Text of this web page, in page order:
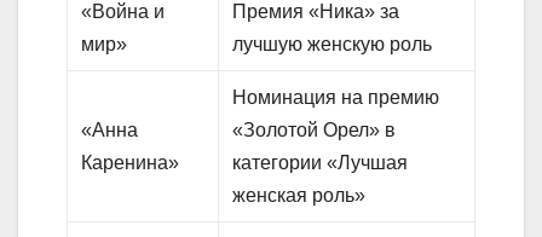
«Война и
мир»
Премия «Ника» за
лучшую женскую роль
«Анна
Каренина»
Номинация на премию
«Золотой Орел» в
категории «Лучшая
женская роль»